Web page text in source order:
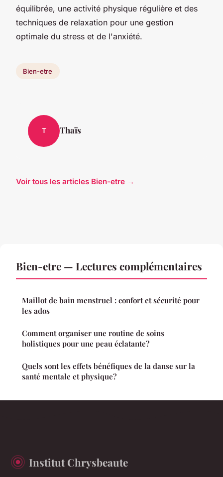
équilibrée, une activité physique régulière et des
techniques de relaxation pour une gestion
optimale du stress et de l'anxiété.
Bien-etre
T Thaïs
Voir tous les articles Bien-etre →
Bien-etre — Lectures complémentaires
Maillot de bain menstruel : confort et sécurité pour
les ados
Comment organiser une routine de soins
holistiques pour une peau éclatante?
Quels sont les effets bénéfiques de la danse sur la
santé mentale et physique?
Institut Chrysbeaute